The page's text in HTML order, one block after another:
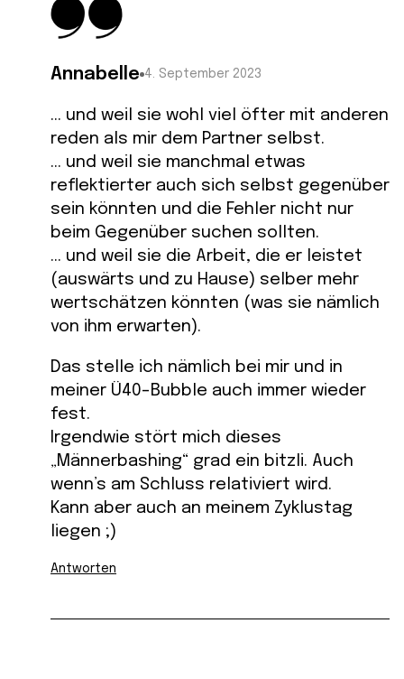
Annabelle 4. September 2023
… und weil sie wohl viel öfter mit anderen
reden als mir dem Partner selbst.
… und weil sie manchmal etwas
reflektierter auch sich selbst gegenüber
sein könnten und die Fehler nicht nur
beim Gegenüber suchen sollten.
… und weil sie die Arbeit, die er leistet
(auswärts und zu Hause) selber mehr
wertschätzen könnten (was sie nämlich
von ihm erwarten).
Das stelle ich nämlich bei mir und in
meiner Ü40-Bubble auch immer wieder
fest.
Irgendwie stört mich dieses
„Männerbashing“ grad ein bitzli. Auch
wenn’s am Schluss relativiert wird.
Kann aber auch an meinem Zyklustag
liegen ;)
Antworten